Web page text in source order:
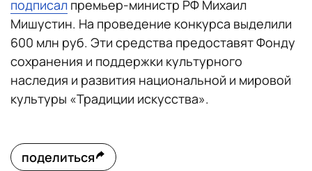
подписал премьер-министр РФ Михаил
Мишустин. На проведение конкурса выделили
600 млн руб. Эти средства предоставят Фонду
сохранения и поддержки культурного
наследия и развития национальной и мировой
культуры «Традиции искусства».
поделиться